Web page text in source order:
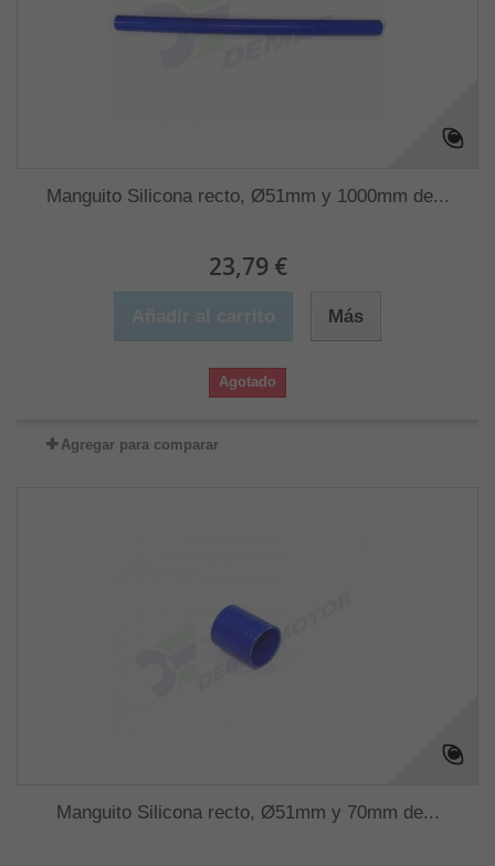
Manguito Silicona recto, Ø51mm y 1000mm de...
23,79 €
Más
Agotado
Agregar para comparar
Manguito Silicona recto, Ø51mm y 70mm de...